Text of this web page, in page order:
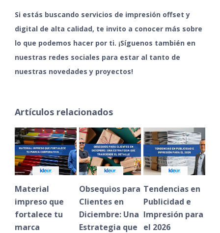
Si estás buscando servicios de impresión offset y
digital de alta calidad, te invito a conocer más sobre
lo que podemos hacer por ti. ¡Síguenos también en
nuestras redes sociales para estar al tanto de
nuestras novedades y proyectos!
Artículos relacionados
Material
impreso que
fortalece tu
marca
Obsequios para
Clientes en
Diciembre: Una
Estrategia que
Tendencias en
Publicidad e
Impresión para
el 2026
Una